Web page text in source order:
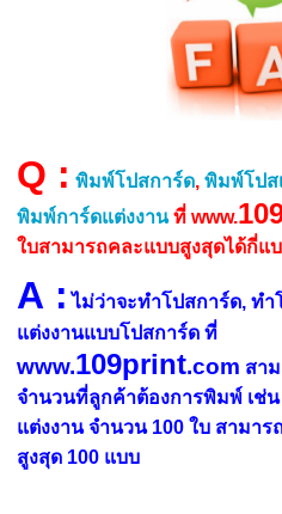
Q : พิมพ์โปสการ์ด,พิมพ์โปส
พิมพ์การ์ดแต่งงานที่ www.
ใบสามารถคละแบบสูงสุดได้กี่แ
A : ไม่ว่าจะทำโปสการ์ด, ท
แต่งงานแบบโปสการ์ด ที่
www.109print.com สา
จำนวนที่ลูกค้าต้องการพิมพ์ เช่
แต่งงาน จำนวน 100 ใบ สามา
สูงสุด 100 แบบ